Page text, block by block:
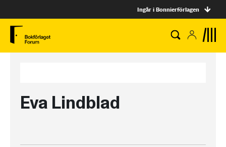
Ingår i Bonnierförlagen
Eva Lindblad